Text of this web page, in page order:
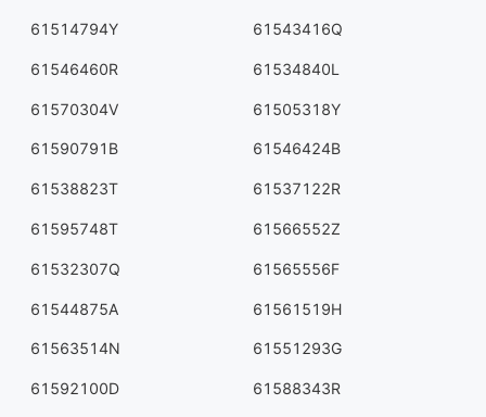
61514794Y 61543416Q
61546460R 61534840L
61570304V 61505318Y
61590791B 61546424B
61538823T 61537122R
61595748T 61566552Z
61532307Q 61565556F
61544875A 61561519H
61563514N 61551293G
61592100D 61588343R